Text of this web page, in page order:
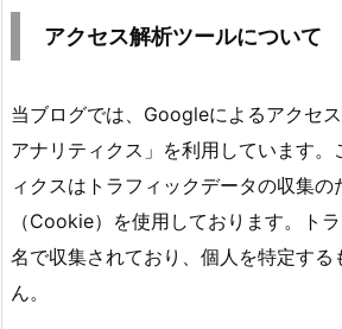
アクセス解析ツールについて
当ブログでは、Googleによるアクセ
アナリティクス」を利用しています
ィクスはトラフィックデータの収集の
（Cookie）を使用しております。ト
名で収集されており、個人を特定する
ん。